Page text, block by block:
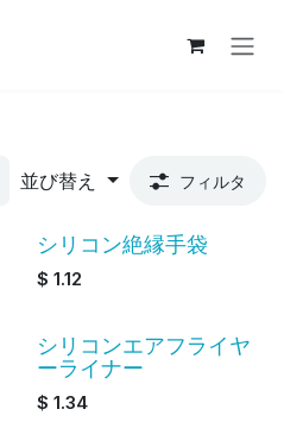
並び替え フィルタ
シリコン絶縁手袋
$ 1.12
シリコンエアフライヤ
ーライナー
$ 1.34